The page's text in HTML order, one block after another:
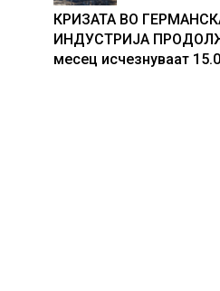
КРИЗАТА ВО
ИНДУСТРИЈА
месец исчезнуваат